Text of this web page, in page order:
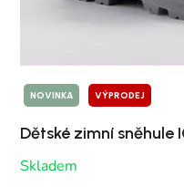
NOVINKA VÝPRODEJ
Dětské zimní sněhule
Skladem